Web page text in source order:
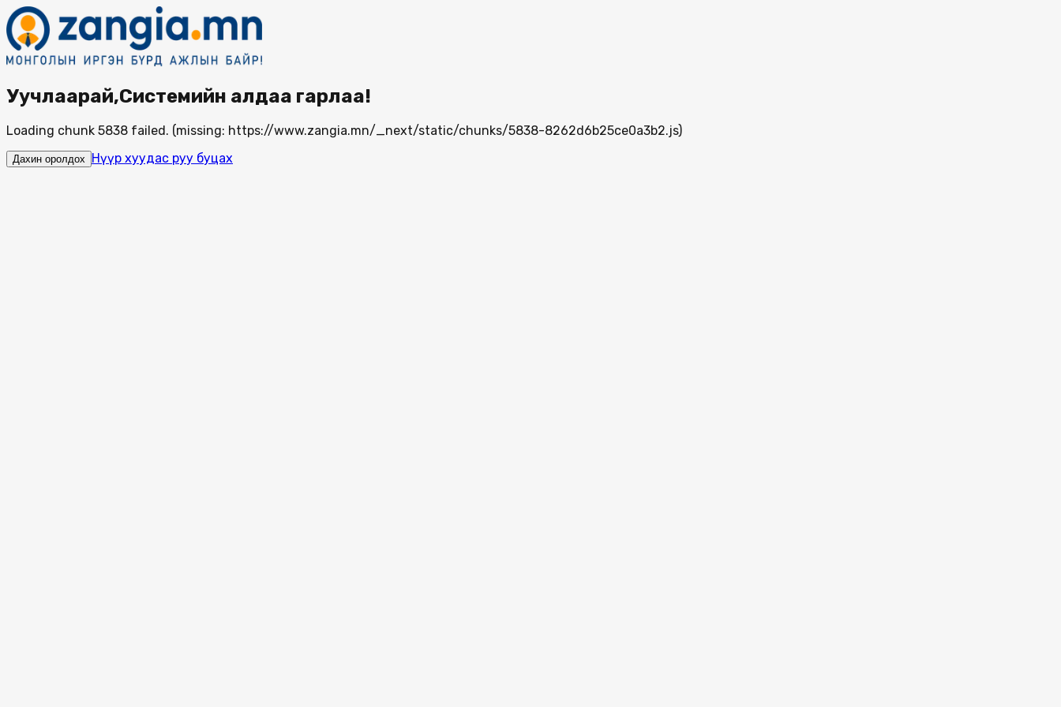
Уучлаарай,Системийн алдаа гарлаа!
Loading chunk 5838 failed. (missing: https://www.zangia.mn/_next/static/chunks/5838-8262d6b25ce0a3b2.js)
Дахин оролдох Нүүр хуудас руу буцах